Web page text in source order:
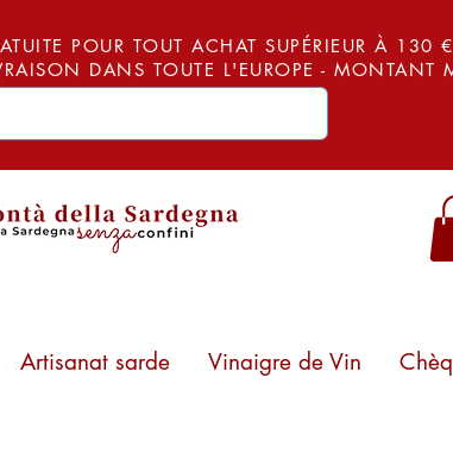
POUR TOUT ACHAT SUPÉRIEUR À
DANS TOUTE L'EUROPE -
Artisanat sarde Vinaigre de Vin